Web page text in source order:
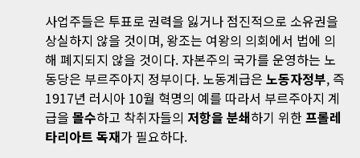
사업주들은 투표로 권력을 잃거나 점진적으로 소유권을
상실하지 않을 것이며, 왕조는 여왕의 의회에서 법에 의
해 폐지되지 않을 것이다. 자본주의 국가를 운영하는 노
동당은 부르주아지 정부이다. 노동계급은 노동자정부, 즉
1917년 러시아 10월 혁명의 예를 따라서 부르주아지 계
급을 몰수하고 착취자들의 저항을 분쇄하기 위한프롤레
타리아트 독재가 필요하다.